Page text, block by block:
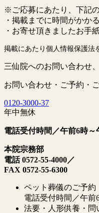
※ご応募にあたり、下記
・掲載までに時間がかか
・お寄せ頂きましたお手
掲載にあたり個人情報保護法
三仙院へのお問い合わせ
お問い合わせ・ご予約・
0120-3000-37
年中無休
電話受付時間／午前6時～
本院宗務部
電話 0572-55-4000／
FAX 0572-55-6300
ペット葬儀のご予
電話受付時間／午前
法要・人形供養・